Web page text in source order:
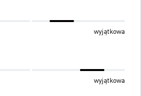
wyjątkowa
wyjątkowa